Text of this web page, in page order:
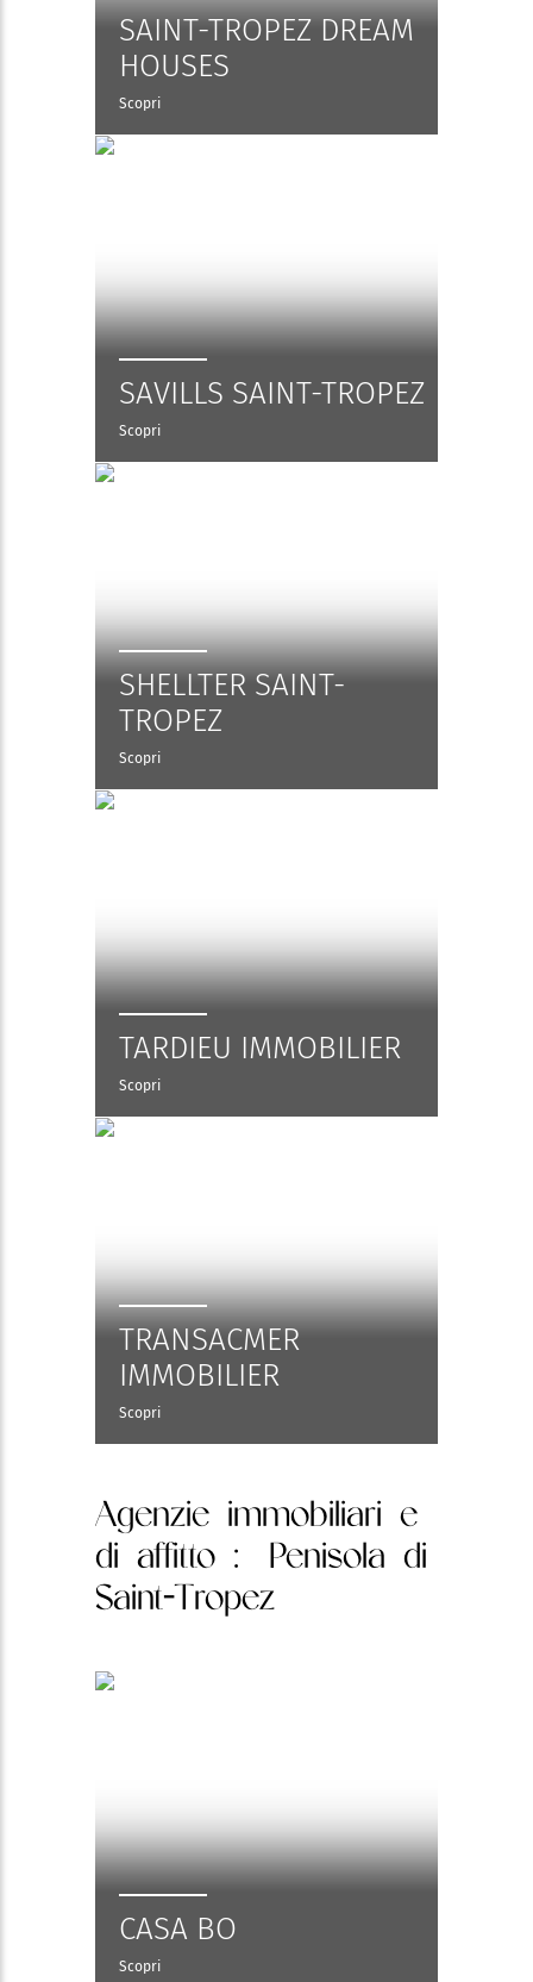
SAINT-TROPEZ DREAM
HOUSES
Scopri
SAVILLS SAINT-TROPEZ
Scopri
SHELLTER SAINT-
TROPEZ
Scopri
TARDIEU IMMOBILIER
Scopri
TRANSACMER
IMMOBILIER
Scopri
Agenzie immobiliari e
di affitto : Penisola di
Saint-Tropez
CASA BO
Scopri